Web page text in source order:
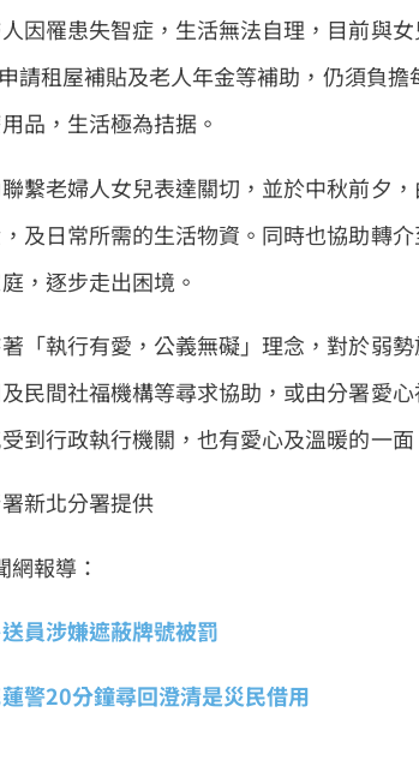
因罹患失智症，生活無法自理，目前與
請租屋補貼及老人年金等補助，仍須負
品，生活極為拮据。
繫老婦人女兒表達關切，並於中秋前夕
及日常所需的生活物資。同時也協助轉
，逐步走出困境。
「執行有愛，公義無礙」理念，對於弱
民間社福機構等尋求協助，或由分署愛
到行政執行機關，也有愛心及溫暖的一面
新北分署提供
網報導：
員涉嫌遮蔽牌號被罰
警20分鐘尋回澄清是災民借用